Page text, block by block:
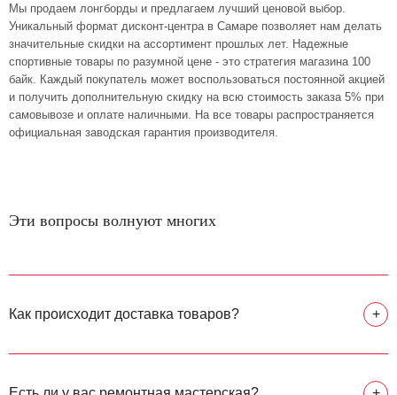
Мы продаем лонгборды и предлагаем лучший ценовой выбор.
Уникальный формат дисконт-центра в Самаре позволяет нам делать
значительные скидки на ассортимент прошлых лет. Надежные
спортивные товары по разумной цене - это стратегия магазина 100
байк. Каждый покупатель может воспользоваться постоянной акцией
и получить дополнительную скидку на всю стоимость заказа 5% при
самовывозе и оплате наличными. На все товары распространяется
официальная заводская гарантия производителя.
Эти вопросы волнуют многих
Как происходит доставка товаров? +